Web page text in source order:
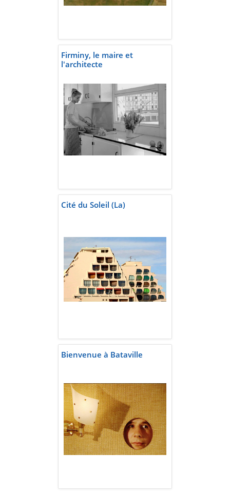
Firminy, le maire et
l'architecte
Cité du Soleil (La)
Bienvenue à Bataville